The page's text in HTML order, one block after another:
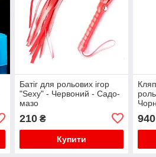
Батіг для рольових ігор
"Sexy" - Червоний - Садо-
мазо
210₴
Купити
940